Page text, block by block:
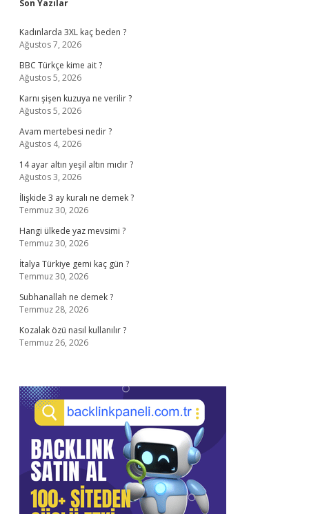
Sidebar
Son Yazılar
Kadınlarda 3XL kaç beden ?
Ağustos 7, 2026
BBC Türkçe kime ait ?
Ağustos 5, 2026
Karnı şişen kuzuya ne verilir ?
Ağustos 5, 2026
Avam mertebesi nedir ?
Ağustos 4, 2026
14 ayar altın yeşil altın mıdır ?
Ağustos 3, 2026
İlişkide 3 ay kuralı ne demek ?
Temmuz 30, 2026
Hangi ülkede yaz mevsimi ?
Temmuz 30, 2026
İtalya Türkiye gemi kaç gün ?
Temmuz 30, 2026
Subhanallah ne demek ?
Temmuz 28, 2026
Kozalak özü nasıl kullanılır ?
Temmuz 26, 2026